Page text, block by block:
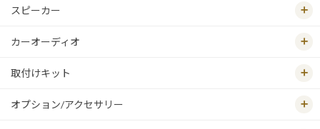
スピーカー
カーオーディオ
取付けキット
オプション/アクセサリー